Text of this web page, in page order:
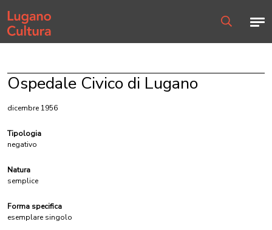
Home page
Ospedale Civico di Lugano
dicembre 1956
Tipologia
negativo
Natura
semplice
Forma specifica
esemplare singolo